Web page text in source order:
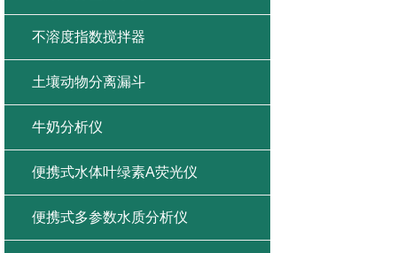
不溶度指数搅拌器
土壤动物分离漏斗
牛奶分析仪
便携式水体叶绿素A荧光仪
便携式多参数水质分析仪